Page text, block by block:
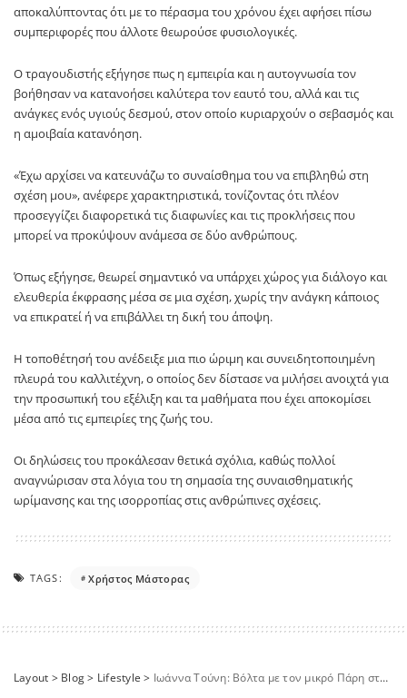
αποκαλύπτοντας ότι με το πέρασμα του χρόνου έχει αφήσει πίσω
συμπεριφορές που άλλοτε θεωρούσε φυσιολογικές.
Ο τραγουδιστής εξήγησε πως η εμπειρία και η αυτογνωσία τον
βοήθησαν να κατανοήσει καλύτερα τον εαυτό του, αλλά και τις
ανάγκες ενός υγιούς δεσμού, στον οποίο κυριαρχούν ο σεβασμός και
η αμοιβαία κατανόηση.
«Έχω αρχίσει να κατευνάζω το συναίσθημα του να επιβληθώ στη
σχέση μου», ανέφερε χαρακτηριστικά, τονίζοντας ότι πλέον
προσεγγίζει διαφορετικά τις διαφωνίες και τις προκλήσεις που
μπορεί να προκύψουν ανάμεσα σε δύο ανθρώπους.
Όπως εξήγησε, θεωρεί σημαντικό να υπάρχει χώρος για διάλογο και
ελευθερία έκφρασης μέσα σε μια σχέση, χωρίς την ανάγκη κάποιος
να επικρατεί ή να επιβάλλει τη δική του άποψη.
Η τοποθέτησή του ανέδειξε μια πιο ώριμη και συνειδητοποιημένη
πλευρά του καλλιτέχνη, ο οποίος δεν δίστασε να μιλήσει ανοιχτά για
την προσωπική του εξέλιξη και τα μαθήματα που έχει αποκομίσει
μέσα από τις εμπειρίες της ζωής του.
Οι δηλώσεις του προκάλεσαν θετικά σχόλια, καθώς πολλοί
αναγνώρισαν στα λόγια του τη σημασία της συναισθηματικής
ωρίμανσης και της ισορροπίας στις ανθρώπινες σχέσεις.
TAGS: Χρήστος Μάστορας
Layout > Blog> Lifestyle > Ιωάννα Τούνη: Βόλτα με τον μικρό Πάρη στη Θεσσαλονίκη και οικογενειακή στιγμή στη σχολική γιορτή